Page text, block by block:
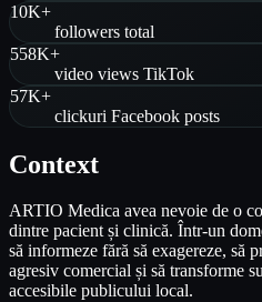
10K+
followers total
558K+
video views TikTok
57K+
clickuri Facebook posts
Context
ARTIO Medica avea nevoie de o
dintre pacient și clinică. Într-un
să informeze fără să exagereze, să
agresiv comercial și să transforme
accesibile publicului local.